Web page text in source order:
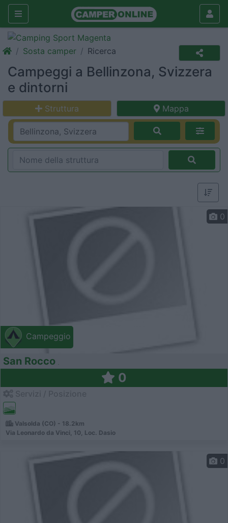
Sosta camper Ricerca
Campeggi a Bellinzona, Svizzera
e dintorni
Struttura Mappa
Campeggio
0
San Rocco
0
Valsolda (CO) - 18.2km
Via Leonardo da Vinci, 10, Loc. Dasio
0